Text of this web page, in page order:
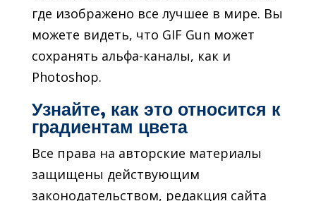
где изображено все лучшее в мире. Вы
можете видеть, что GIF Gun может
сохранять альфа-каналы, как и
Photoshop.
Узнайте, как это относится к
градиентам цвета
Все права на авторские материалы
защищены действующим
законодательством, редакция сайта